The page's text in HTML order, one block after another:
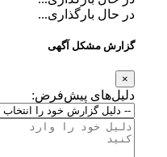
در حال بارگذاری...
گزارش مشکل آگهی
دلیل‌های پیش‌فرض: